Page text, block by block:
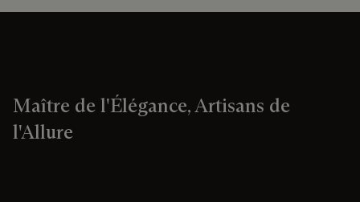
Maître de l'Élégance, Artisans de
l'Allure